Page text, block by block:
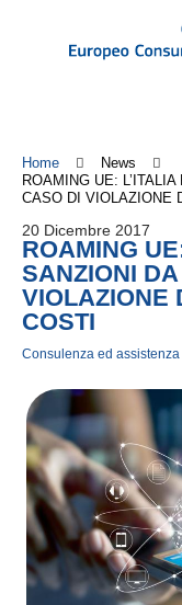
Home
News
ROAMING UE:
CASO DI VIOLAZIONE
20 Dicembre 2017
ROAMING
SANZIONI
VIOLAZIONE
COSTI
Consulenza ed